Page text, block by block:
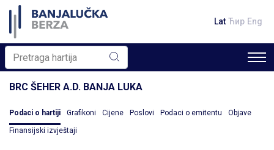
Lat Ћир Eng
BRC ŠEHER A.D. BANJA LUKA
Podaci o hartiji Grafikoni Cijene Poslovi Podaci o emitentu Objave
Finansijski izvještaji